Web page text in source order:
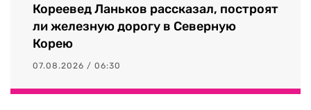
Кореевед Ланьков рассказал, построят
ли железную дорогу в Северную
Корею
07.08.2026 / 06:30